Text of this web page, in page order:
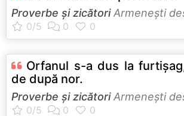
Proverbe și zicătoriArmeneşti
Orfanul s-a dus la
de după nor.
Proverbe și zicătoriArmeneşti